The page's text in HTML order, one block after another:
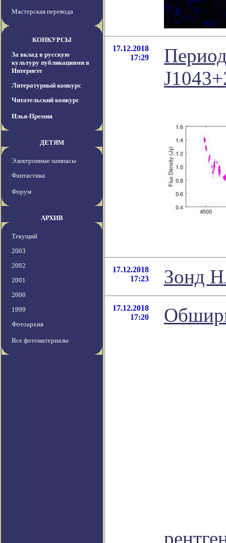
Мастерская перевода
КОНКУРСЫ
За вклад в русскую
культуру публикациями в
Интернете
Литературный конкурс
Читательский конкурс
Илья-Премия
ДЕТЯМ
Электронные пампасы
Фантастика
Форум
АРХИВ
Текущий
2003
2002
2001
2000
1999
Фотоархив
Все фотоматериалы
17.12.2018
17:29
17.12.2018
17:23
Зонд
17.12.2018
17:20